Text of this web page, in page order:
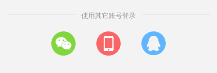
使用其它账号登录